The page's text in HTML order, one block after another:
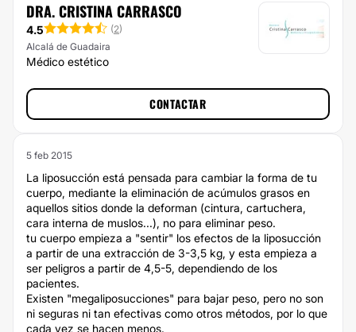
DRA. CRISTINA CARRASCO
4.5 (2)
Alcalá de Guadaira
Médico estético
CONTACTAR
5 feb 2015
La liposucción está pensada para cambiar la forma de tu
cuerpo, mediante la eliminación de acúmulos grasos en
aquellos sitios donde la deforman (cintura, cartuchera,
cara interna de muslos...), no para eliminar peso.
tu cuerpo empieza a "sentir" los efectos de la liposucción
a partir de una extracción de 3-3,5 kg, y esta empieza a
ser peligros a partir de 4,5-5, dependiendo de los
pacientes.
Existen "megaliposucciones" para bajar peso, pero no son
ni seguras ni tan efectivas como otros métodos, por lo que
cada vez se hacen menos.